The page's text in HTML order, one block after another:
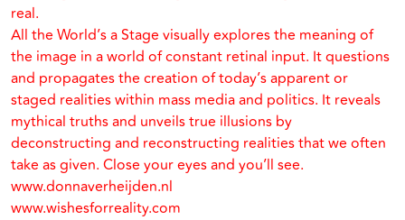
real.
All the World’s a Stage visually explores the meaning of
the image in a world of constant retinal input. It questions
and propagates the creation of today’s apparent or
staged realities within mass media and politics. It reveals
mythical truths and unveils true illusions by
deconstructing and reconstructing realities that we often
take as given. Close your eyes and you’ll see.
www.donnaverheijden.nl
www.wishesforreality.com